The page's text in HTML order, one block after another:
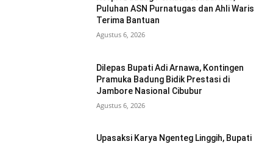
Puluhan ASN Purnatugas dan Ahli Waris
Terima Bantuan
Agustus 6, 2026
Dilepas Bupati Adi Arnawa, Kontingen
Pramuka Badung Bidik Prestasi di
Jambore Nasional Cibubur
Agustus 6, 2026
Upasaksi Karya Ngenteg Linggih, Bupati